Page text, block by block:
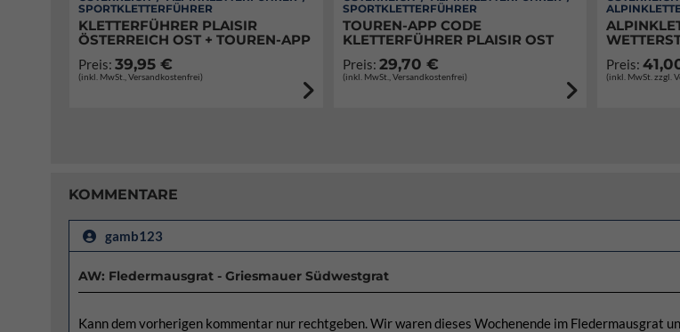
SPORTKLETTERFÜHRER
KLETTERFÜHRER PLAISIR
ÖSTERREICH OST + TOUREN-APP
Preis: 39,95 €
(inkl. MwSt., Versandkostenfrei)
SPORTKLETTERFÜHRER
TOUREN-APP CODE
KLETTERFÜHRER PLAISIR OST
Preis: 29,70 €
(inkl. MwSt., Versandkostenfrei)
Preis:
(inkl. MwSt. zzgl.
KOMMENTARE
gamb123
AW: Fledermausgrat - Griesmauer Südwestgrat
Kann dem vorherigen kommentar nur rechtgeben. Wir waren dieses Wochenende im Fledermausgrat